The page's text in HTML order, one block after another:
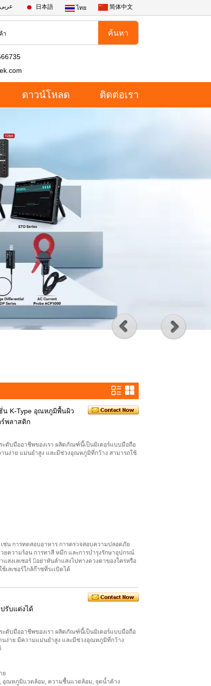
عربى 日本語 ไทย 简体中文
ดาวน์โหลด ติดต่อเรา
น K-Type อุณหภูมิพื้นผิว
ร์พลาสติก
ดับมืออาชีพของเรา ผลิตภัณฑ์นี้เป็นมิเตอร์แบบมือถือ
ง่าย แม่นยำสูง และมีช่วงอุณหภูมิที่กว้าง สามารถใช้
น การทดสอบอาหาร การตรวจสอบความปลอดภัย
ยความร้อน การทาสี หมึก และการบำรุงรักษาอุปกรณ์
แสงเลเซอร์ อย่าหันลำแสงไปทางดวงตาของใครหรือ
ลเซอร์ใกล้ก๊าซที่ระเบิดได้
รับแต่งได้
ดับมืออาชีพของเรา ผลิตภัณฑ์นี้เป็นมิเตอร์แบบมือถือ
ง่าย มีความแม่นยำสูง และมีช่วงอุณหภูมิที่กว้าง
ย
อุณหภูมิแวดล้อม, ความชื้นแวดล้อม, จุดน้ำค้าง